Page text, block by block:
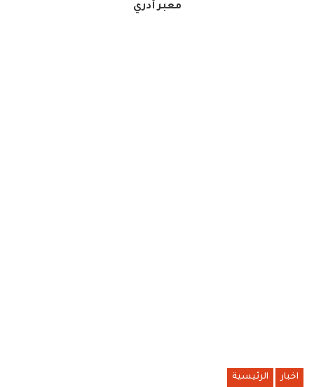
معبر أدري
اخبار الرئيسية